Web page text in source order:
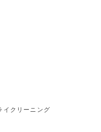
イクリーニング